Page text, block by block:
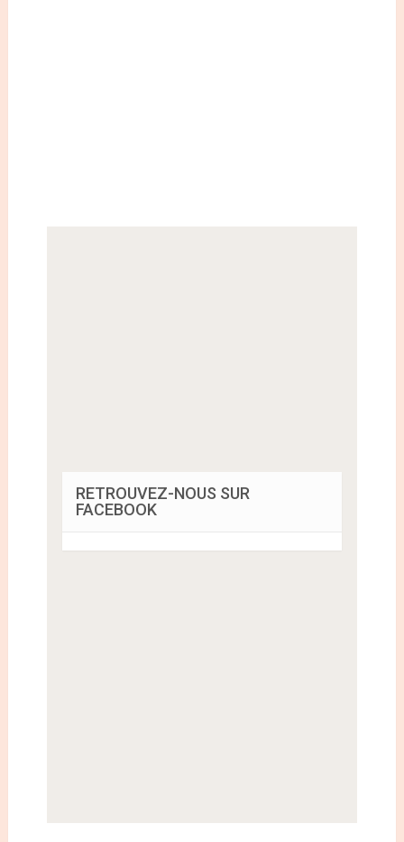
RETROUVEZ-NOUS SUR
FACEBOOK